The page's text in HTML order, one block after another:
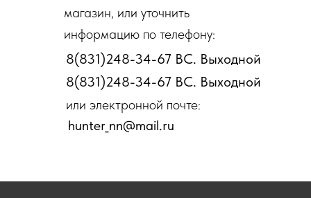
магазин, или уточнить
информацию по телефону:
8(831)248-34-67 ВС. Выходной
8(831)248-34-67 ВС. Выходной
или электронной почте:
hunter_nn@mail.ru